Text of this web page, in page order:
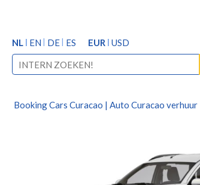
NL EN DE ES EUR USD
Booking Cars Curacao | Auto Curacao verhuur